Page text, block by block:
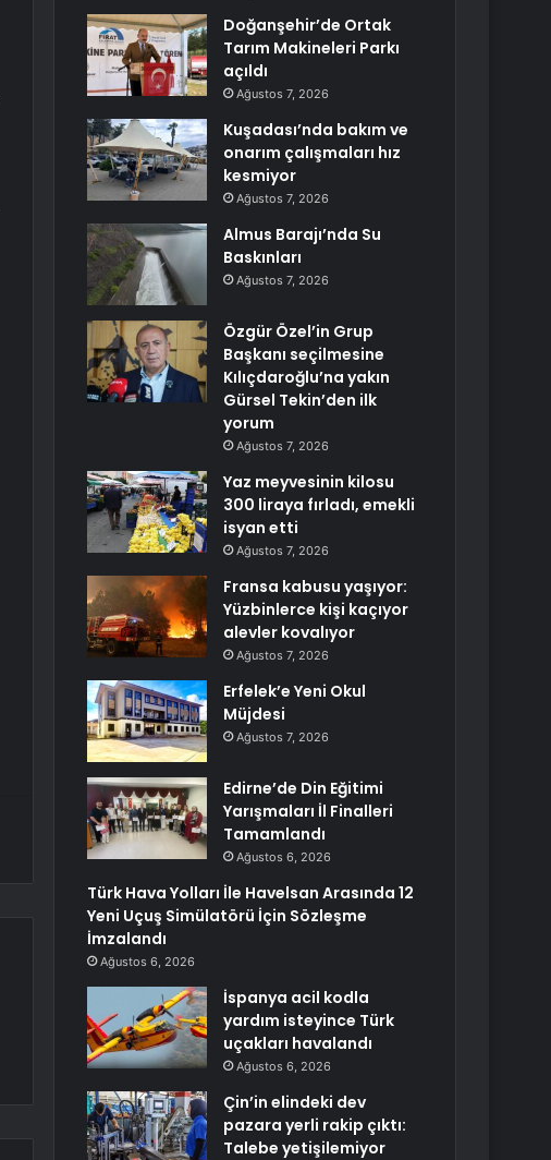
Doğanşehir’de Ortak
Tarım Makineleri Parkı
açıldı
Ağustos 7, 2026
Kuşadası’nda bakım ve
onarım çalışmaları hız
kesmiyor
Ağustos 7, 2026
Almus Barajı’nda Su
Baskınları
Ağustos 7, 2026
Özgür Özel’in Grup
Başkanı seçilmesine
Kılıçdaroğlu’na yakın
Gürsel Tekin’den ilk
yorum
Ağustos 7, 2026
Yaz meyvesinin kilosu
300 liraya fırladı, emekli
isyan etti
Ağustos 7, 2026
Fransa kabusu yaşıyor:
Yüzbinlerce kişi kaçıyor
alevler kovalıyor
Ağustos 7, 2026
Erfelek’e Yeni Okul
Müjdesi
Ağustos 7, 2026
Edirne’de Din Eğitimi
Yarışmaları İl Finalleri
Tamamlandı
Ağustos 6, 2026
Türk Hava Yolları İle Havelsan Arasında 12
Yeni Uçuş Simülatörü İçin Sözleşme
İmzalandı
Ağustos 6, 2026
İspanya acil kodla
yardım isteyince Türk
uçakları havalandı
Ağustos 6, 2026
Çin’in elindeki dev
pazara yerli rakip çıktı:
Talebe yetişilemiyor